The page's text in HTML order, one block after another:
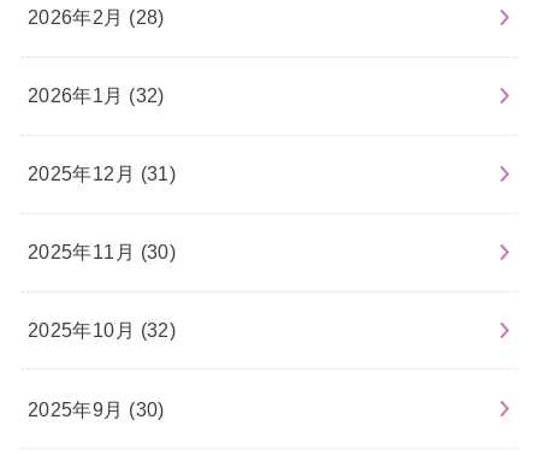
2026年2月 (28)
2026年1月 (32)
2025年12月 (31)
2025年11月 (30)
2025年10月 (32)
2025年9月 (30)